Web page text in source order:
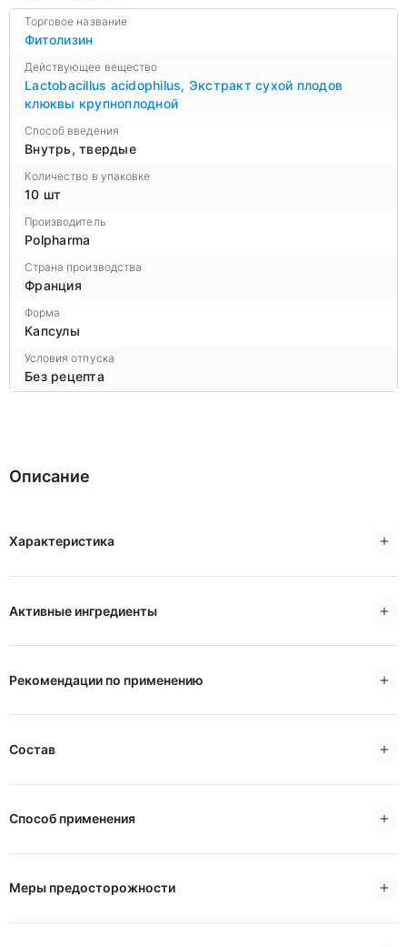
Торговое название
Фитолизин
Действующее вещество
Lactobacillus acidophilus, Экстракт сухой плодов
клюквы крупноплодной
Способ введения
Внутрь, твердые
Количество в упаковке
10 шт
Производитель
Polpharma
Страна производства
Франция
Форма
Капсулы
Условия отпуска
Без рецепта
Описание
Характеристика
Активные ингредиенты
Рекомендации по применению
Состав
Способ применения
Меры предосторожности